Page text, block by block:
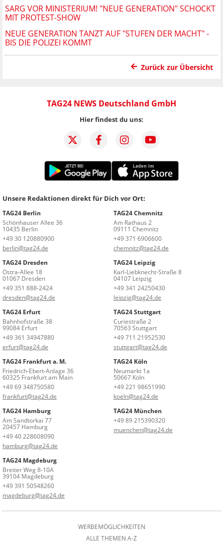
SARG VOR MINISTERIUM! "NEUE GENERATION" SCHOCKT
MIT PROTEST-SHOW
NEUE GENERATION TANZT AUF "STUFEN DER MACHT" -
BIS DIE POLIZEI KOMMT
Zurück zur Übersicht
TAG24 NEWS Deutschland GmbH
Hier findest du uns:
Unsere Redaktionen direkt für Dich vor Ort:
TAG24 Berlin
Schönhauser Allee 36
10435 Berlin
+49 30 120880900
berlin@tag24.de
TAG24 Chemnitz
Am Rathaus 2
09111 Chemnitz
+49 371 6906600
chemnitz@tag24.de
TAG24 Dresden
Ostra-Allee 18
01067 Dresden
+49 351 888-2424
dresden@tag24.de
TAG24 Leipzig
Karl-Liebknecht-Straße 8
04107 Leipzig
+49 341 24250430
leipzig@tag24.de
TAG24 Erfurt
Bahnhofstraße 38
99084 Erfurt
+49 361 34947880
erfurt@tag24.de
TAG24 Stuttgart
Curiestraße 2
70563 Stuttgart
+49 711 21952530
stuttgart@tag24.de
TAG24 Frankfurt a. M.
Friedrich-Ebert-Anlage 36
60325 Frankfurt am Main
+49 69 348750580
frankfurt@tag24.de
TAG24 Köln
Neumarkt 1a
50667 Köln
+49 221 98651990
koeln@tag24.de
TAG24 Hamburg
Am Sandtorkai 77
20457 Hamburg
+49 40 228608090
hamburg@tag24.de
TAG24 München
+49 89 215390320
muenchen@tag24.de
TAG24 Magdeburg
Breiter Weg 8-10A
39104 Magdeburg
+49 391 50548260
magdeburg@tag24.de
WERBEMÖGLICHKEITEN
ALLE THEMEN A-Z